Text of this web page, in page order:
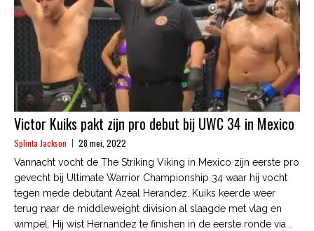
Victor Kuiks pakt zijn pro debut bij UWC 34 in Mexico
Splinta Jackson 28 mei, 2022
Vannacht vocht de The Striking Viking in Mexico zijn eerste pro
gevecht bij Ultimate Warrior Championship 34 waar hij vocht
tegen mede debutant Azeal Herandez. Kuiks keerde weer
terug naar de middleweight division al slaagde met vlag en
wimpel. Hij wist Hernandez te finishen in de eerste ronde via...